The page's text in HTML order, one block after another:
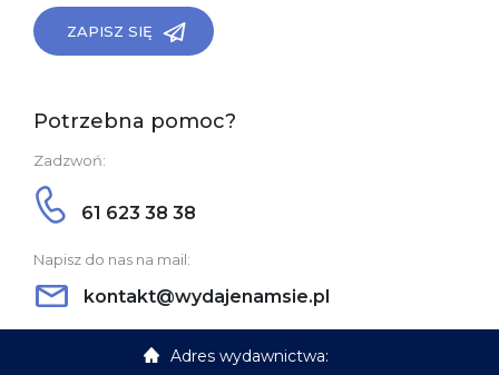
ZAPISZ SIĘ
Potrzebna pomoc?
Zadzwoń:
61 623 38 38
Napisz do nas na mail:
kontakt@wydajenamsie.pl
Adres wydawnictwa: